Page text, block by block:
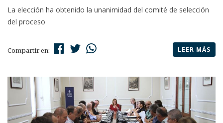
La elección ha obtenido la unanimidad del comité de selección
del proceso
Compartir en: LEER MÁS